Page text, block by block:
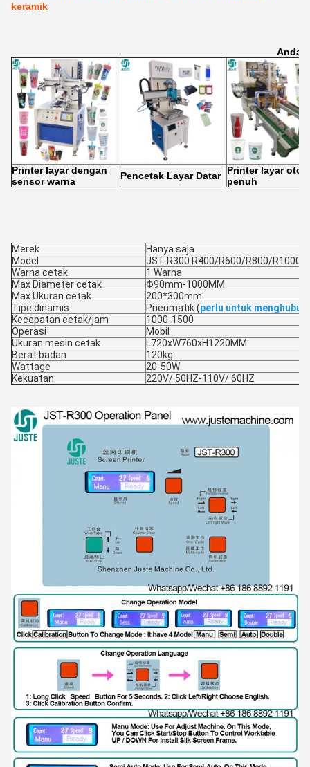
keramik
Anda
Printer layar dengan
sensor warna
Pencetak Layar Datar
Printer layar
penuh
Merek
Hanya saja
Model
JST-R300 R400/R600/R800/R1000/
Warna cetak
1 Warna
Max Diameter cetak
Φ90mm-1000MM
Max Ukuran cetak
200*300mm
Tipe dinamis
Pneumatik (perlu untuk
Kecepatan cetak/jam
1000-1500
Operasi
Mobil
Ukuran mesin cetak
L720xW760xH1220MM
Berat badan
120kg
Wattage
20-50W
Kekuatan
220V/ 50HZ-110V/ 60HZ